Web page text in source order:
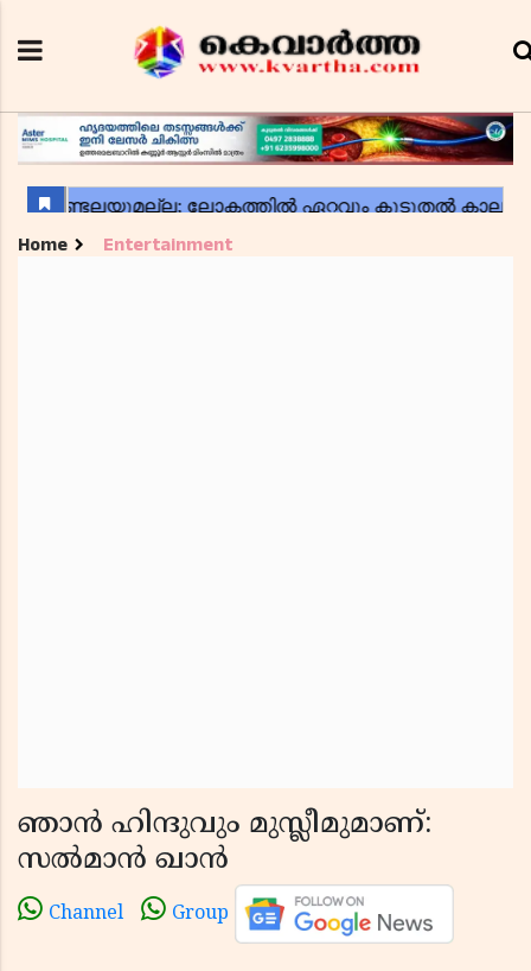
Home Entertainment
ഞാന്‍ ഹിന്ദുവും മുസ്ലീമുമാണ്:
സല്‍മാന്‍ ഖാന്‍
Channel Group